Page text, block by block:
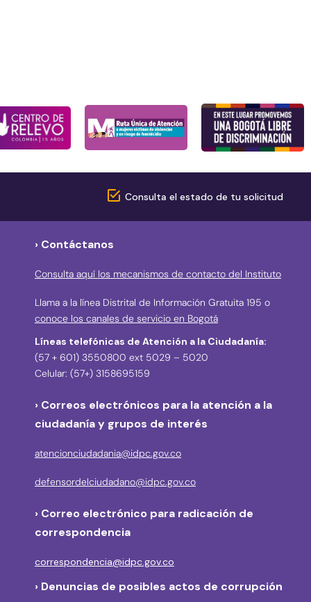
Consulta el estado de tu solicitud
› Contáctanos
Consulta aquí los mecanismos de contacto del Instituto
Llama a la línea Distrital de Información Gratuita 195 o
conoce los canales de servicio en Bogotá
Líneas telefónicas de Atención a la Ciudadanía:
(57 + 601) 3550800 ext 5029 – 5020
Celular: (57+) 3158695159
› Correos electrónicos para la atención a la
ciudadanía y grupos de interés
atencionciudadania@idpc.gov.co
defensordelciudadano@idpc.gov.co
› Correo electrónico para radicación de
correspondencia
correspondencia@idpc.gov.co
› Denuncias de posibles actos de corrupción